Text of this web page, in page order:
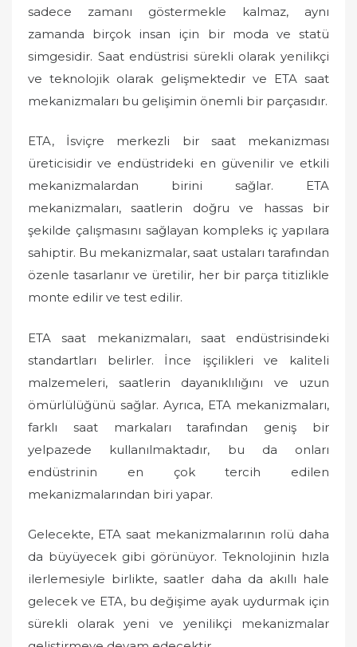
sadece zamanı göstermekle kalmaz, aynı
zamanda birçok insan için bir moda ve statü
simgesidir. Saat endüstrisi sürekli olarak yenilikçi
ve teknolojik olarak gelişmektedir ve ETA saat
mekanizmaları bu gelişimin önemli bir parçasıdır.
ETA, İsviçre merkezli bir saat mekanizması
üreticisidir ve endüstrideki en güvenilir ve etkili
mekanizmalardan birini sağlar. ETA
mekanizmaları, saatlerin doğru ve hassas bir
şekilde çalışmasını sağlayan kompleks iç yapılara
sahiptir. Bu mekanizmalar, saat ustaları tarafından
özenle tasarlanır ve üretilir, her bir parça titizlikle
monte edilir ve test edilir.
ETA saat mekanizmaları, saat endüstrisindeki
standartları belirler. İnce işçilikleri ve kaliteli
malzemeleri, saatlerin dayanıklılığını ve uzun
ömürlülüğünü sağlar. Ayrıca, ETA mekanizmaları,
farklı saat markaları tarafından geniş bir
yelpazede kullanılmaktadır, bu da onları
endüstrinin en çok tercih edilen
mekanizmalarından biri yapar.
Gelecekte, ETA saat mekanizmalarının rolü daha
da büyüyecek gibi görünüyor. Teknolojinin hızla
ilerlemesiyle birlikte, saatler daha da akıllı hale
gelecek ve ETA, bu değişime ayak uydurmak için
sürekli olarak yeni ve yenilikçi mekanizmalar